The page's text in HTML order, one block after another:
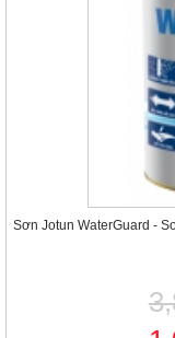
Sơn Jotun WaterGuard -